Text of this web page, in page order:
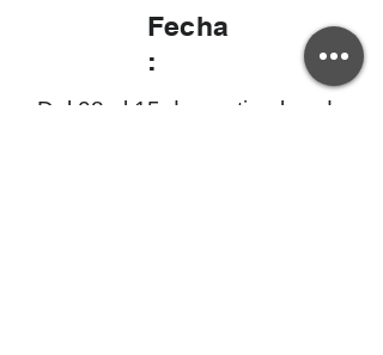
Fecha
:
Del 08 al 15 de septiembre de